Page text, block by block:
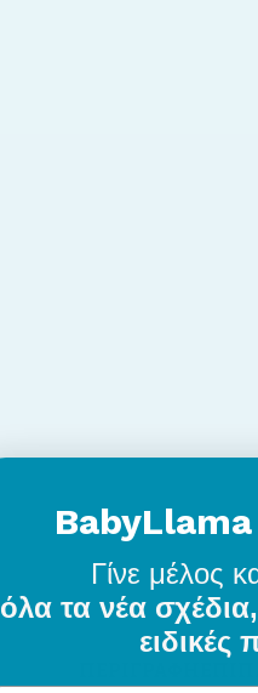
Γίνε μέλος
όλα τα νέα